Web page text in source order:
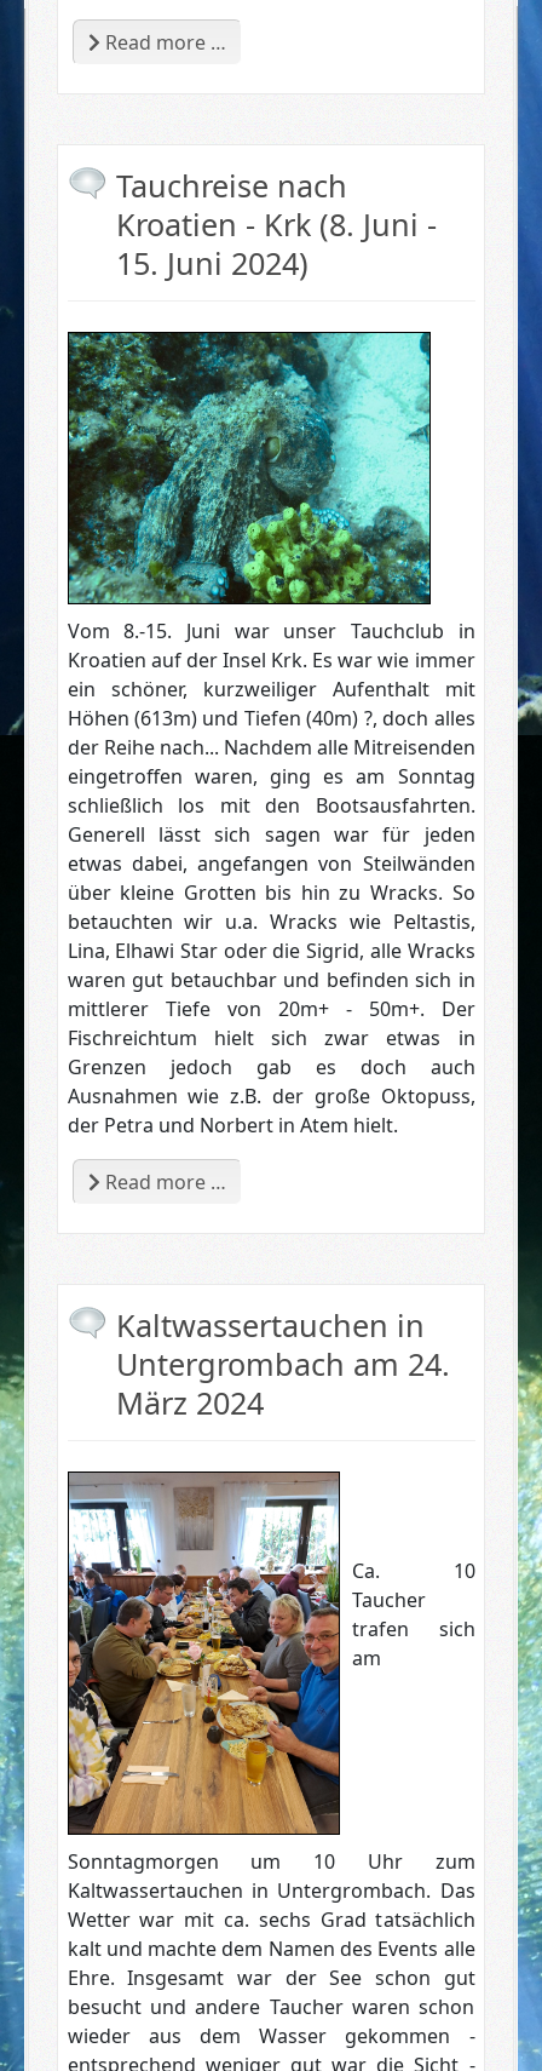
Read more …
Tauchreise nach
Kroatien - Krk (8. Juni -
15. Juni 2024)
Vom 8.-15. Juni war unser Tauchclub in
Kroatien auf der Insel Krk. Es war wie immer
ein schöner, kurzweiliger Aufenthalt mit
Höhen (613m) und Tiefen (40m) ?, doch alles
der Reihe nach... Nachdem alle Mitreisenden
eingetroffen waren, ging es am Sonntag
schließlich los mit den Bootsausfahrten.
Generell lässt sich sagen war für jeden
etwas dabei, angefangen von Steilwänden
über kleine Grotten bis hin zu Wracks. So
betauchten wir u.a. Wracks wie Peltastis,
Lina, Elhawi Star oder die Sigrid, alle Wracks
waren gut betauchbar und befinden sich in
mittlerer Tiefe von 20m+ - 50m+. Der
Fischreichtum hielt sich zwar etwas in
Grenzen jedoch gab es doch auch
Ausnahmen wie z.B. der große Oktopuss,
der Petra und Norbert in Atem hielt.
Read more …
Kaltwassertauchen in
Untergrombach am 24.
März 2024
Ca. 10
Taucher
trafen sich
am
Sonntagmorgen um 10 Uhr zum
Kaltwassertauchen in Untergrombach. Das
Wetter war mit ca. sechs Grad tatsächlich
kalt und machte dem Namen des Events alle
Ehre. Insgesamt war der See schon gut
besucht und andere Taucher waren schon
wieder aus dem Wasser gekommen -
entsprechend weniger gut war die Sicht -